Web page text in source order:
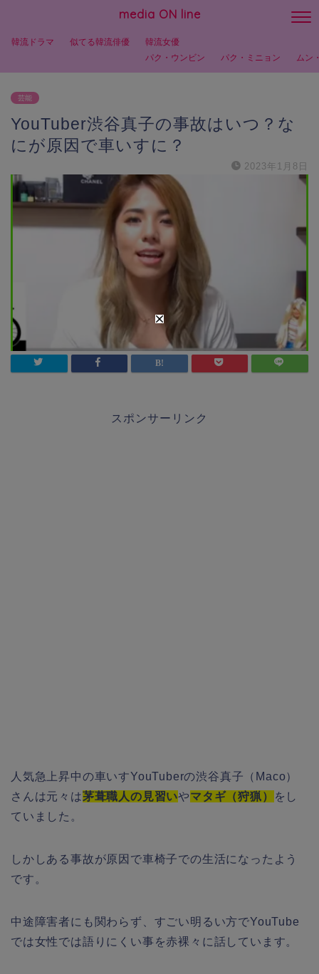
media ON line
韓流ドラマ 似てる韓流俳優
韓流女優
パク・ウンビン
パク・ミニョン ムン
芸能
YouTuber渋谷真子の事故はいつ？な
にが原因で車いすに？
2023年1月8日
スポンサーリンク
人気急上昇中の車いすYouTuberの渋谷真子（Maco）
さんは元々は茅葺職人の見習いやマタギ（狩猟）
をし
ていました。
しかしある事故が原因で車椅子での生活になったよう
です。
中途障害者にも関わらず、すごい明るい方でYouTube
では女性では語りにくい事を赤裸々に話しています。